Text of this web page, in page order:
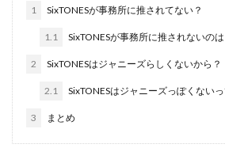
1 SixTONESが事務所に推されてない？
1.1 SixTONESが事務所に推されないの
2 SixTONESはジャニーズらしくないから？
2.1 SixTONESはジャニーズっぽくない
3 まとめ